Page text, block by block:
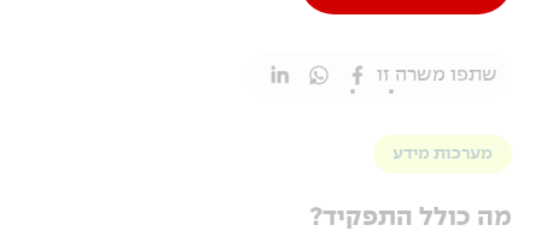
שתפו משרה זו
מערכות מידע
מה כולל התפקיד?